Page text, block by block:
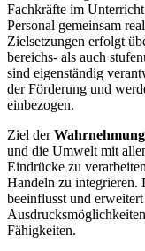
Fachkräfte im
Personal gemeinsam
Zielsetzungen erfolgt
bereichs- als auch
sind eigenständig
der Förderung und
einbezogen.
Ziel der
und die Umwelt mit
Eindrücke zu
Handeln zu integrieren.
beeinflusst und
Fähigkeiten.